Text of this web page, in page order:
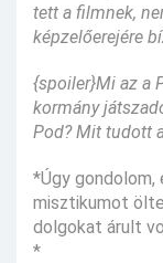
tett a filmnek,
képzelőerejére
{spoiler}Mi az a
kormány
Pod? Mit tudott
*Úgy gondolom,
misztikumot
dolgokat árult
*